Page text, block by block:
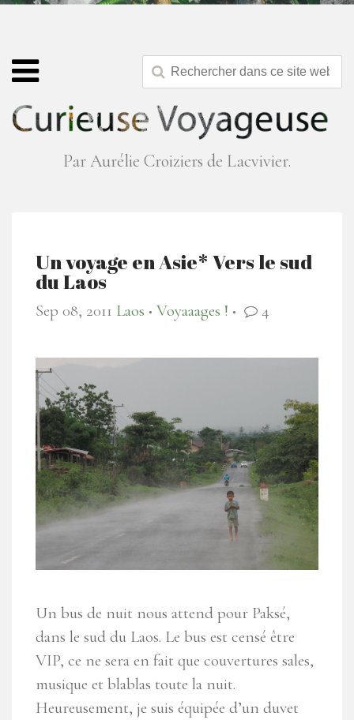
Par Aurélie Croiziers de Lacvivier.
Un voyage en Asie* Vers le sud
du Laos
Sep 08, 2011 Laos ● Voyaaages ! ● 4
Un bus de nuit nous attend pour Paksé,
dans le sud du Laos. Le bus est censé être
VIP, ce ne sera en fait que couvertures sales,
musique et blablas toute la nuit.
Heureusement, je suis équipée d’un duvet